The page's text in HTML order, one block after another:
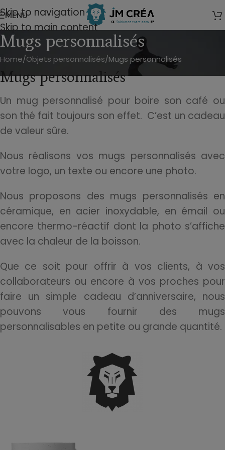
Skip to navigation
Skip to main content
MENU
Mugs personnalisés
Home Objets personnalisés Mugs personnalisés
Mugs personnalisés
Un mug personnalisé pour boire son café ou
son thé fait toujours son effet. C’est un cadeau
de valeur sûre.
Nous réalisons vos mugs personnalisés avec
votre logo, un texte ou encore une photo.
Nous proposons des mugs personnalisés en
céramique, en acier inoxydable, en émail ou
encore thermo-réactif dont la photo s’affiche
avec la chaleur de la boisson.
Que ce soit pour offrir à vos clients, à vos
collaborateurs ou encore à vos proches pour
faire un simple cadeau d’anniversaire, nous
pouvons vous fournir des mugs
personnalisables en petite ou grande quantité.
modal-check